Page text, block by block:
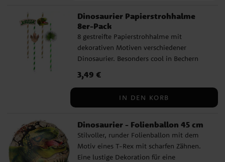
Dinosaurier Papierstrohhalme
8er-Pack
8 gestreifte Papierstrohhalme mit
dekorativen Motiven verschiedener
Dinosaurier. Besonders cool in Bechern
Dinosaurierparty zu feiern. Die Strohhalme
Preis :3,49 €
3,49 €
IN DEN KORB
Dinosaurier - Folienballon 45 cm
Stilvoller, runder Folienballon mit dem
Motiv eines T-Rex mit scharfen Zähnen.
Eine lustige Dekoration für eine